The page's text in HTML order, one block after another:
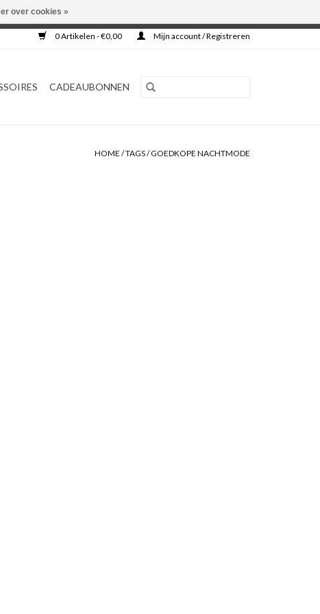
0 Artikelen - €0,00 Mijn account / Registreren
CADEAUBONNEN
HOME /TAGS/GOEDKOPE NACHTMODE
over cookies »